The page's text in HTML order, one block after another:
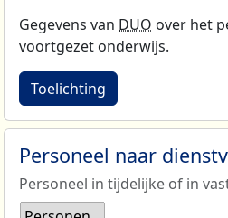
Gegevens van DUO over het
voortgezet onderwijs.
Toelichting
Personeel naar
Personeel in tijdelijke of in